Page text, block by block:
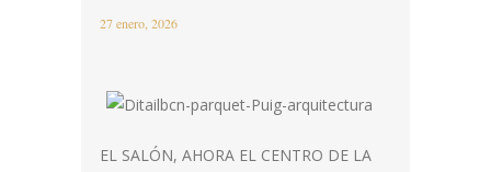
27 enero, 2026
EL SALÓN, AHORA EL CENTRO DE LA